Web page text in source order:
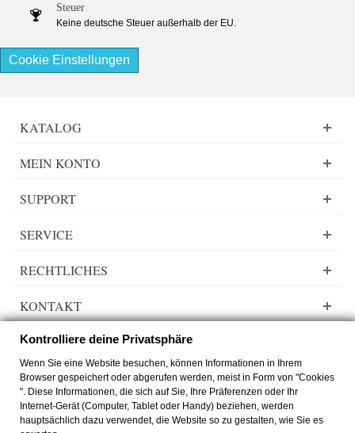
Steuer
Keine deutsche Steuer außerhalb der EU.
Cookie Einstellungen
KATALOG
MEIN KONTO
SUPPORT
SERVICE
RECHTLICHES
KONTAKT
Lady Dee´s Traumgarne Export - Farbverlaufsgarn - © by
office
Wechseln Sie zur Desktop Version
Kontrolliere deine Privatsphäre
Wenn Sie eine Website besuchen, können Informationen in Ihrem
Browser gespeichert oder abgerufen werden, meist in Form von "Cookies
". Diese Informationen, die sich auf Sie, Ihre Präferenzen oder Ihr
Internet-Gerät (Computer, Tablet oder Handy) beziehen, werden
hauptsächlich dazu verwendet, die Website so zu gestalten, wie Sie es